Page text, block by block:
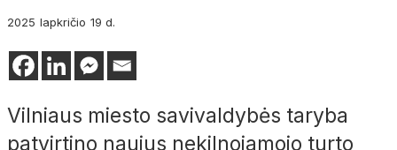
2025 lapkričio 19 d.
Vilniaus miesto savivaldybės taryba
patvirtino naujus nekilnojamojo turto